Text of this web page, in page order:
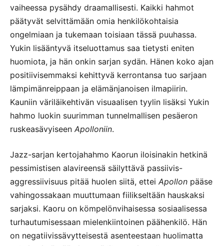
vaiheessa pysähdy draamallisesti. Kaikki hahmot
päätyvät selvittämään omia henkilökohtaisia
ongelmiaan ja tukemaan toisiaan tässä puuhassa.
Yukin lisääntyvä itseluottamus saa tietysti eniten
huomiota, ja hän onkin sarjan sydän. Hänen koko ajan
positiivisemmaksi kehittyvä kerrontansa tuo sarjaan
lämpimänreippaan ja elämänjanoisen ilmapiirin.
Kauniin väriläikehtivän visuaalisen tyylin lisäksi Yukin
hahmo luokin suurimman tunnelmallisen pesäeron
ruskeasävyiseen Apolloniin.
Jazz-sarjan kertojahahmo Kaorun iloisinakin hetkinä
pessimistisen alavireensä säilyttävä passiivis-
aggressiivisuus pitää huolen siitä, ettei Apollon pääse
vahingossakaan muuttumaan fiilikseltään hauskaksi
sarjaksi. Kaoru on kömpelönvihaisessa sosiaalisessa
turhautumisessaan mielenkiintoinen päähenkilö. Hän
on negatiivissävytteisestä asenteestaan huolimatta